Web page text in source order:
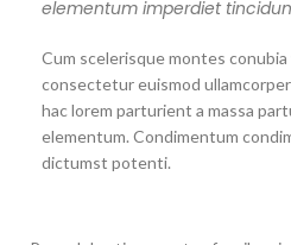
elementum imperdiet
Cum scelerisque montes
consectetur euismod
hac lorem parturient a massa
elementum. Condimentum
dictumst potenti.